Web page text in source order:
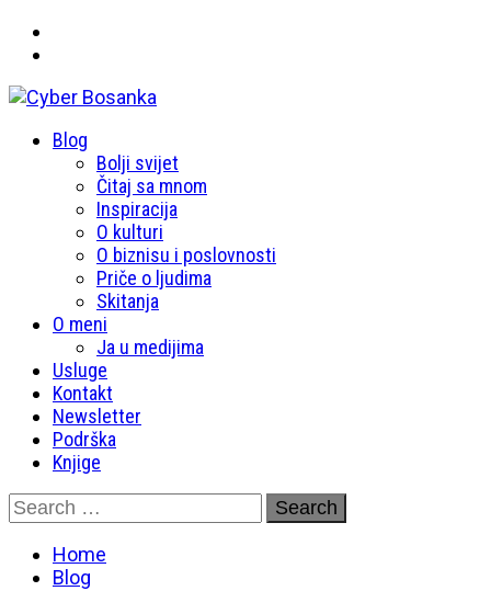
Cyber Bosanka
Primary
Blog
Bolji svijet
Čitaj sa mnom
Inspiracija
O kulturi
O biznisu i poslovnosti
Priče o ljudima
Skitanja
O meni
Ja u medijima
Usluge
Kontakt
Newsletter
Podrška
Knjige
Skip
to
content
Search
for:
Home
Blog